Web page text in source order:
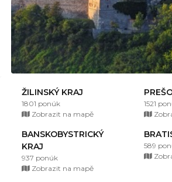
ŽILINSKÝ KRAJ
1801 ponúk
Zobrazit na mapě
1521
BANSKOBYSTRICKÝ
KRAJ
937 ponúk
Zobrazit na mapě
589